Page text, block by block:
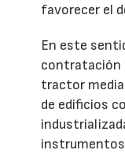
favorecer el
En este
contratación
tractor
de edificios
instrumentos